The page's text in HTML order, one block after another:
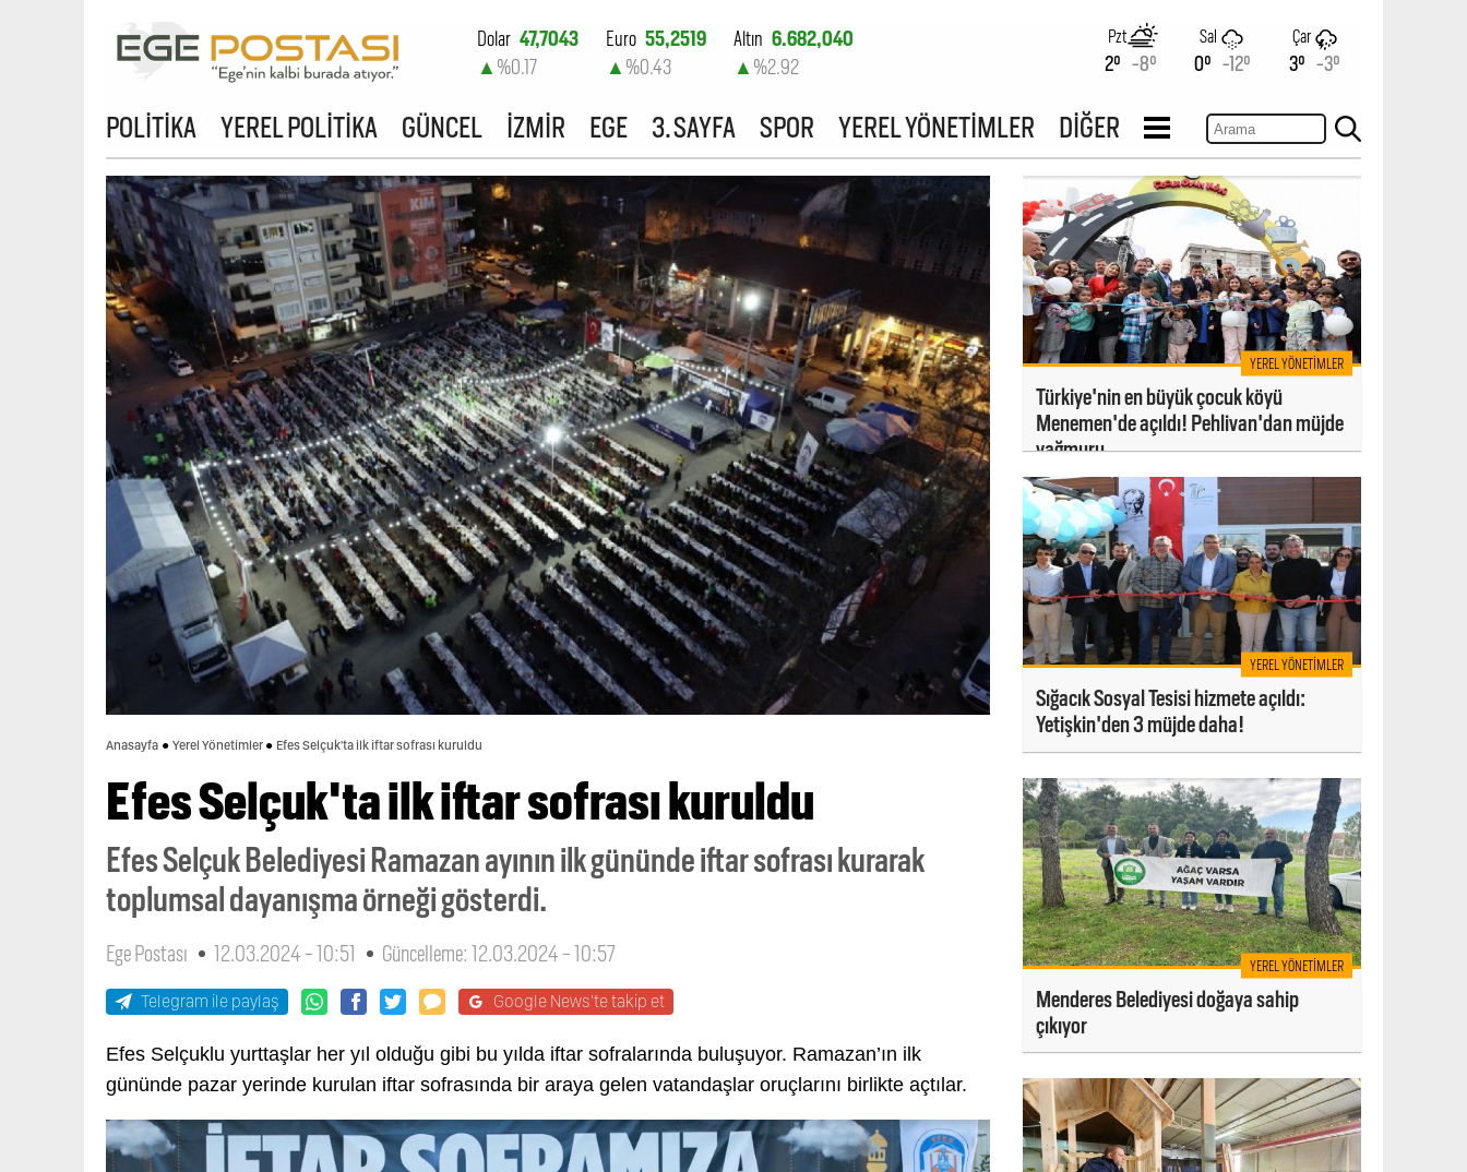
Dolar 47,7043
▲ %0.17
Euro 55,2519
▲ %0.43
Altın 6.682,040
▲ %2.92
%-0.16
Pzt
2° -8°
Sal
0° -12°
Çar
3° -3°
POLİTİKA YEREL POLİTİKA GÜNCEL İZMİR EGE 3. SAYFA SPOR YEREL YÖNETİMLER DİĞER
Anasayfa Yerel Yönetimler Efes Selçuk'ta ilk iftar sofrası kuruldu
Efes Selçuk'ta ilk iftar sofrası kuruldu
Efes Selçuk Belediyesi Ramazan ayının ilk gününde iftar sofrası kurarak
toplumsal dayanışma örneği gösterdi.
Ege Postası 12.03.2024 - 10:51 Güncelleme: 12.03.2024 - 10:57
Telegram ile paylaş Google News'te takip et
Efes Selçuklu yurttaşlar her yıl olduğu gibi bu yılda iftar sofralarında buluşuyor. Ramazan’ın ilk
gününde pazar yerinde kurulan iftar sofrasında bir araya gelen vatandaşlar oruçlarını birlikte açtılar.
YEREL YÖNETIMLER
Türkiye'nin en büyük çocuk köyü
Menemen'de açıldı! Pehlivan'dan müjde
yağmuru
YEREL YÖNETIMLER
Sığacık Sosyal Tesisi hizmete açıldı:
Yetişkin'den 3 müjde daha!
YEREL YÖNETIMLER
Menderes Belediyesi doğaya sahip
çıkıyor